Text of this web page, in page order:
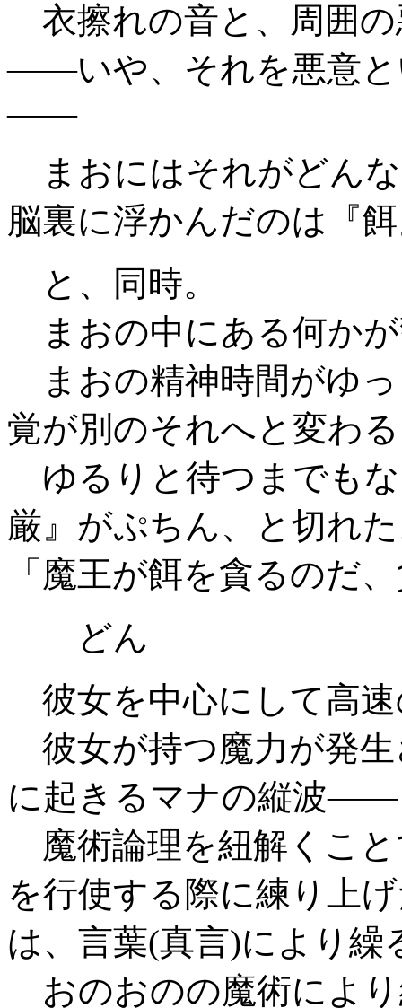
衣擦れの音と、周囲の
――いや、それを悪意と
――
まおにはそれがどん
脳裏に浮かんだのは『
と、同時。
まおの中にある何か
まおの精神時間がゆ
覚が別のそれへと変わ
ゆるりと待つまでも
厳』がぷちん、と切れ
「魔王が餌を貪るのだ
どん
彼女を中心にして高
彼女が持つ魔力が発
に起きるマナの縦波――
魔術論理を紐解くこ
を行使する際に練り上
は、言葉(真言)により繰
おのおのの魔術によ